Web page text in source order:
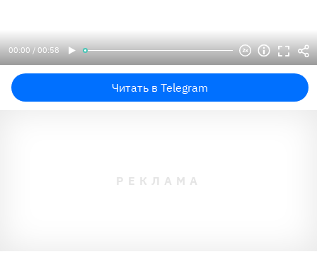
00:00 / 00:58
Читать в Telegram